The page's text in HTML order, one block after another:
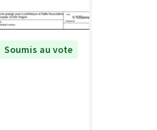
Soumis au vote